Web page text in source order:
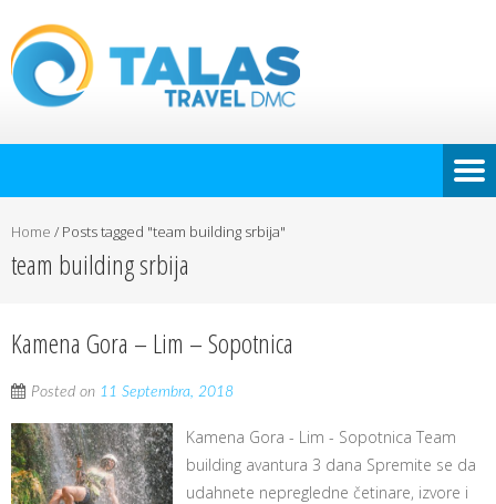
Home / Posts tagged "team building srbija"
team building srbija
Kamena Gora – Lim – Sopotnica
Posted on 11 Septembra, 2018
Kamena Gora - Lim - Sopotnica Team
building avantura 3 dana Spremite se da
udahnete nepregledne četinare, izvore i